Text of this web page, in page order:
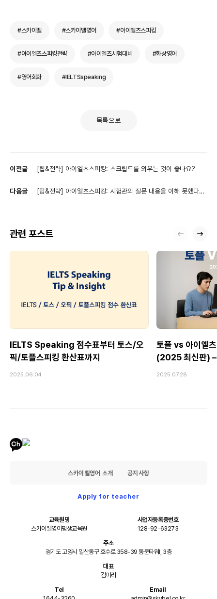
#스카이벨 #스카이벨영어 #아이엘츠스피킹
#아이엘츠스피킹전략 #아이엘츠시험대비 #화상영어
#영어회화 #IELTSspeaking
목록으로
이전글 [팁&전략] 아이엘츠스피킹: 스크립트를 외우는 것이 좋나요?
다음글
[팁&전략] 아이엘츠스피킹: 시험관의 질문 내용을 이해 못했다
관련 포스트
IELTS Speaking 점수표부터 토스/오
픽/토플스피킹 환산표까지
2025.06.04
토플 vs 아이엘
(2025 최신판) –
2025.07.28
스카이벨영어 소개 공지사항
Apply for teacher
교육원명
스카이벨영어평생교육원
사업자등록증번호
128-92-63273
주소
경기도 고양시 일산동구 호수로 358-39 동문타워I, 3층
대표
김미리
Tel
Email